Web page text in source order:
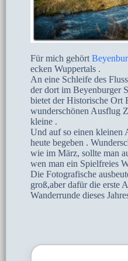
Für mich gehört
ecken Wuppertals .
An eine Schleife des
der dort im Beyenburger
bietet der Historische Ort
wunderschönen Ausflug
kleine .
Und auf so einen kleinen
heute begeben .
wie im März, sollte man
wen man ein Spielfreies
Die Fotografische
groß,aber dafür die erste
Wanderrunde dieses